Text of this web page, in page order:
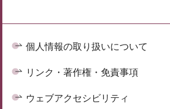
個人情報の取り扱いについて
リンク・著作権・免責事項
ウェブアクセシビリティ